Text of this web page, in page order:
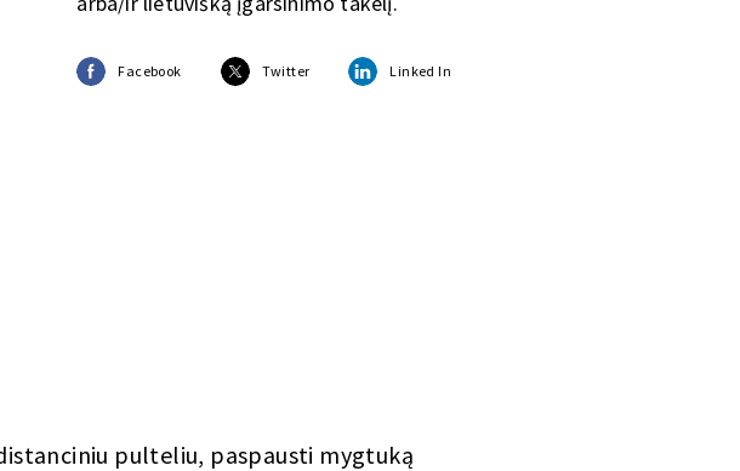
Facebook Twitter Linked In
pulteliu, paspausti mygtuką